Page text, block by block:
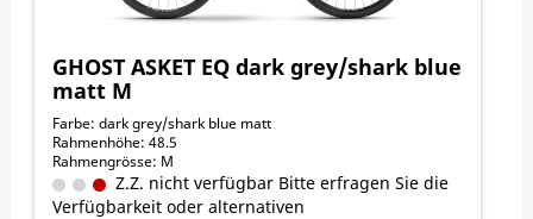
GHOST ASKET EQ dark grey/shark blue
matt M
Farbe: dark grey/shark blue matt
Rahmenhöhe: 48.5
Rahmengrösse: M
Z.Z. nicht verfügbar Bitte erfragen Sie die
Verfügbarkeit oder alternativen